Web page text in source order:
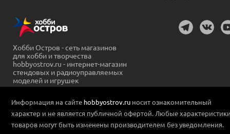
Хобби Остров - сеть магазинов
для хобби и творчества
hobbyostrov.ru - интернет-магазин
стендовых и радиоуправляемых
моделей и игрушек
Информация на сайте hobbyostrov.ru носит ознакомительный
характер и не является публичной офертой. Любые
товаров могут быть изменены производителем без уведомления.